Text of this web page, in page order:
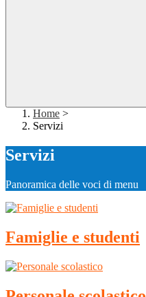
Home >
Servizi
Servizi
Panoramica delle voci di menu
Famiglie e studenti